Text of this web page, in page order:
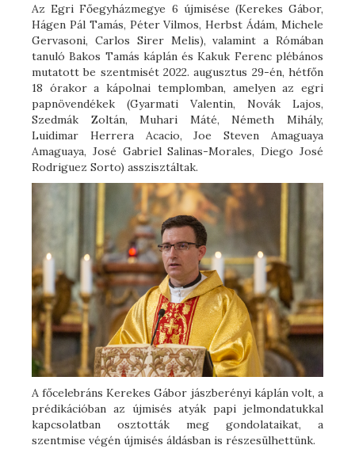
Az Egri Főegyházmegye 6 újmisése (Kerekes Gábor,
Hágen Pál Tamás, Péter Vilmos, Herbst Ádám, Michele
Gervasoni, Carlos Sirer Melis), valamint a Rómában
tanuló Bakos Tamás káplán és Kakuk Ferenc plébános
mutatott be szentmisét 2022. augusztus 29-én, hétfőn
18 órakor a kápolnai templomban, amelyen az egri
papnövendékek (Gyarmati Valentin, Novák Lajos,
Szedmák Zoltán, Muhari Máté, Németh Mihály,
Luidimar Herrera Acacio, Joe Steven Amaguaya
Amaguaya, José Gabriel Salinas-Morales, Diego José
Rodriguez Sorto) asszisztáltak.
A főcelebráns Kerekes Gábor jászberényi káplán volt, a
prédikációban az újmisés atyák papi jelmondatukkal
kapcsolatban osztották meg gondolataikat, a
szentmise végén újmisés áldásban is részesülhettünk.